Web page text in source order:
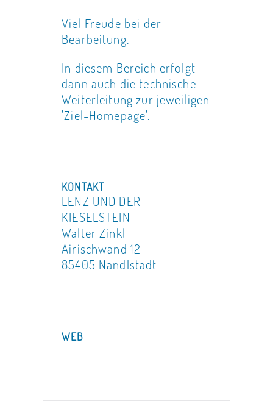
Viel Freude bei der
Bearbeitung.
In diesem Bereich erfolgt
dann auch die technische
Weiterleitung zur jeweiligen
'Ziel-Homepage'.
KONTAKT
LENZ UND DER
KIESELSTEIN
Walter Zinkl
Airischwand 12
85405 Nandlstadt
WEB